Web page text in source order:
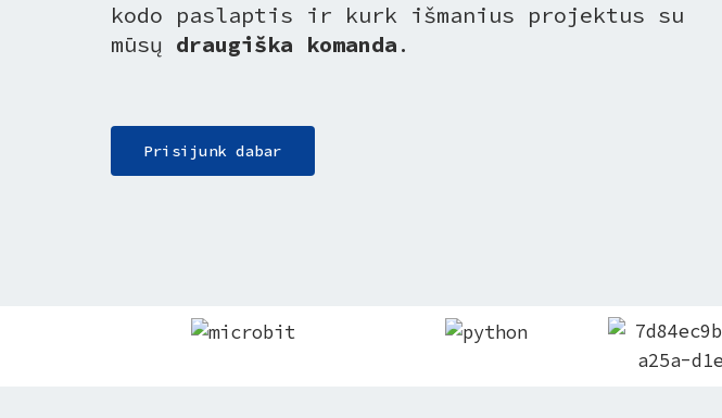
kodo paslaptis ir kurk išmanius projektus su
mūsų draugiška komanda .
Prisijunk dabar